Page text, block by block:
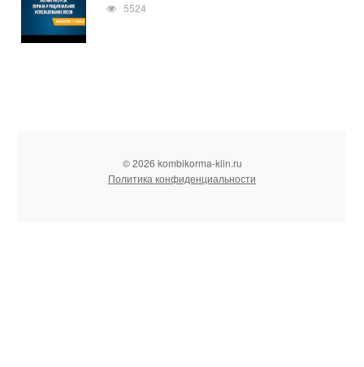
5524
© 2026 kombikorma-klin.ru
Политика конфиденциальности